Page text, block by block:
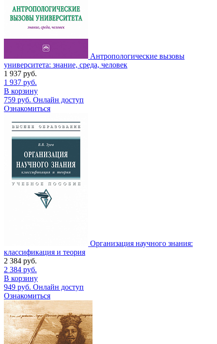
Антропологические вызовы
университета: знание, среда, человек
1 937 руб.
1 937 руб.
В корзину
759 руб. Онлайн доступ
Ознакомиться
Организация научного знания:
классификация и теория
2 384 руб.
2 384 руб.
В корзину
949 руб. Онлайн доступ
Ознакомиться